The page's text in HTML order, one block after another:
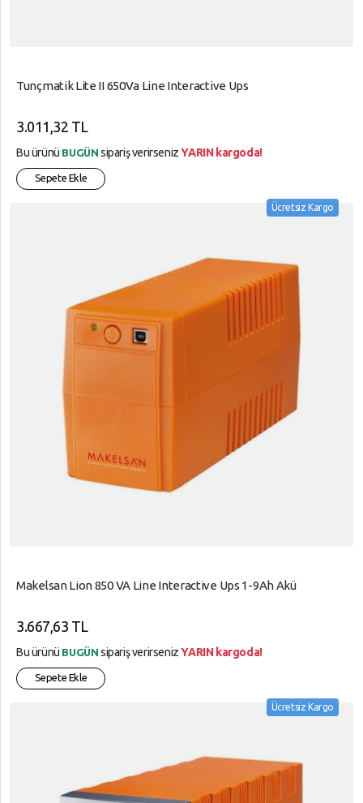
Tunçmatik Lite II 650Va Line Interactive Ups
3.011,32 TL
Bu ürünü BUGÜN sipariş verirsenizYARIN kargoda!
Sepete Ekle
Ücretsiz Kargo
Makelsan Lion 850 VA Line Interactive Ups 1-9Ah Akü
3.667,63 TL
Bu ürünü BUGÜN sipariş verirsenizYARIN kargoda!
Sepete Ekle
Ücretsiz Kargo